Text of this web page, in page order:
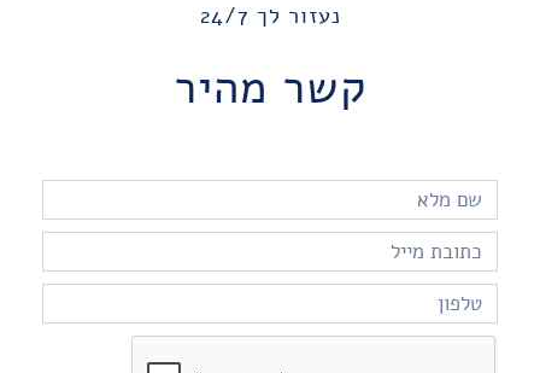
נעזור לך 24/7
קשר מהיר